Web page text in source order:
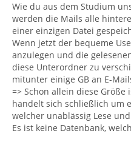
Wie du aus dem Studium
werden die Mails alle
einer einzigen Datei
Wenn jetzt der bequeme
anzulegen und die
diese Unterordner zu
mitunter einige GB an E-
=> Schon allein diese Größe
handelt sich schließlich um
welcher unablässig Lese
Es ist keine Datenbank,